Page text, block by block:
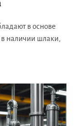
в основе
в наличии шлаки,